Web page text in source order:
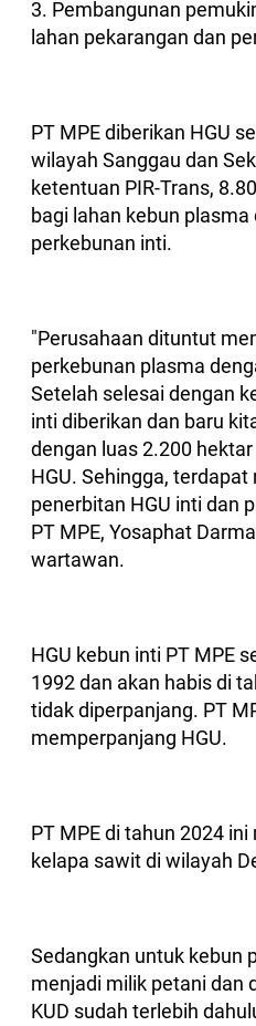
3. Pembangunan
lahan pekarangan dan
PT MPE diberikan HGU
wilayah Sanggau dan
ketentuan PIR-Trans,
bagi lahan kebun
perkebunan inti.
"Perusahaan dituntut
perkebunan plasma
Setelah selesai dengan
inti diberikan dan baru
dengan luas 2.200
HGU. Sehingga,
penerbitan HGU inti dan
PT MPE, Yosaphat
wartawan.
HGU kebun inti PT MPE
1992 dan akan habis di
tidak diperpanjang. PT
memperpanjang HGU.
PT MPE di tahun 2024
kelapa sawit di wilayah
Sedangkan untuk kebun
menjadi milik petani dan
KUD sudah terlebih